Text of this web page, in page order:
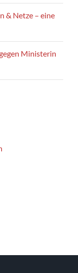
& Netze – eine
Ministerin